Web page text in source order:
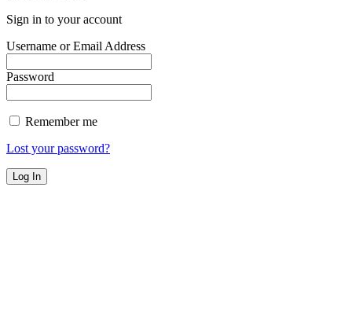
Sign in to your account
Username or Email Address
Password
Remember me
Lost your password?